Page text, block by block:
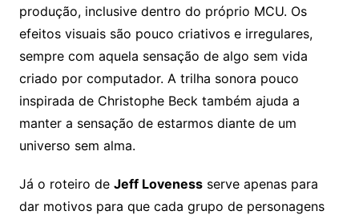
produção, inclusive dentro do próprio MCU. Os
efeitos visuais são pouco criativos e irregulares,
sempre com aquela sensação de algo sem vida
criado por computador. A trilha sonora pouco
inspirada de Christophe Beck também ajuda a
manter a sensação de estarmos diante de um
universo sem alma.
Já o roteiro de Jeff Lovenessserve apenas para
dar motivos para que cada grupo de personagens